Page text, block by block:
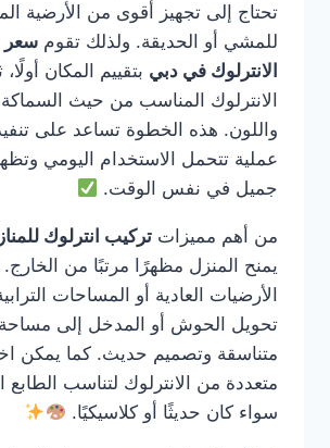
تحتاج إلى تجهيز أقوى من الأرضية
للمشي أو الحديقة. ولذلك تقوم سعر
الانترلوك في دبي بتقييم المكان
الانترلوك المناسب من حيث
واللون. هذه الخطوة تساعد على
عملية تتحمل الاستخدام اليومي
جميل في نفس الوقت.
من أهم مميزات تركيب انترلوك
يمنح المنزل مظهرًا مرتبًا من الخارج.
الأرضيات العادية أو المساحات
تحويل الحوش أو المدخل إلى مساحة
متناسقة وتصميم حديث. كما يمكن
متعددة من الانترلوك لتناسب الطابع
سواء كان حديثًا أو كلاسيكيًا.